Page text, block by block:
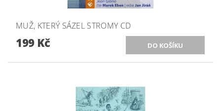
MUŽ, KTERÝ SÁZEL STROMY CD
199 Kč